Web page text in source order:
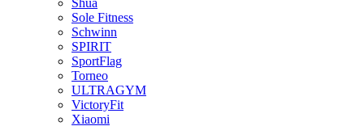
Shua
Sole Fitness
Schwinn
SPIRIT
SportFlag
Torneo
ULTRAGYM
VictoryFit
Xiaomi